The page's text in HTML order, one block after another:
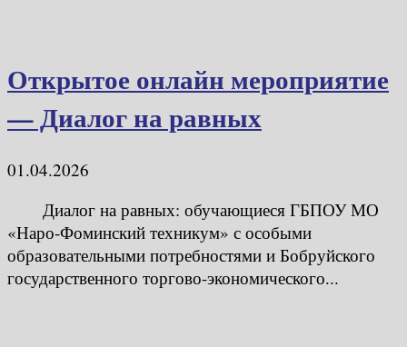
Открытое онлайн мероприятие
— Диалог на равных
01.04.2026
Диалог на равных: обучающиеся ГБПОУ МО
«Наро-Фоминский техникум» с особыми
образовательными потребностями и Бобруйского
государственного торгово-экономического...